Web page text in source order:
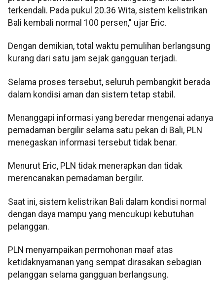
terkendali. Pada pukul 20.36 Wita, sistem kelistrikan
Bali kembali normal 100 persen," ujar Eric.
Dengan demikian, total waktu pemulihan berlangsung
kurang dari satu jam sejak gangguan terjadi.
Selama proses tersebut, seluruh pembangkit berada
dalam kondisi aman dan sistem tetap stabil.
Menanggapi informasi yang beredar mengenai adanya
pemadaman bergilir selama satu pekan di Bali, PLN
menegaskan informasi tersebut tidak benar.
Menurut Eric, PLN tidak menerapkan dan tidak
merencanakan pemadaman bergilir.
Saat ini, sistem kelistrikan Bali dalam kondisi normal
dengan daya mampu yang mencukupi kebutuhan
pelanggan.
PLN menyampaikan permohonan maaf atas
ketidaknyamanan yang sempat dirasakan sebagian
pelanggan selama gangguan berlangsung.